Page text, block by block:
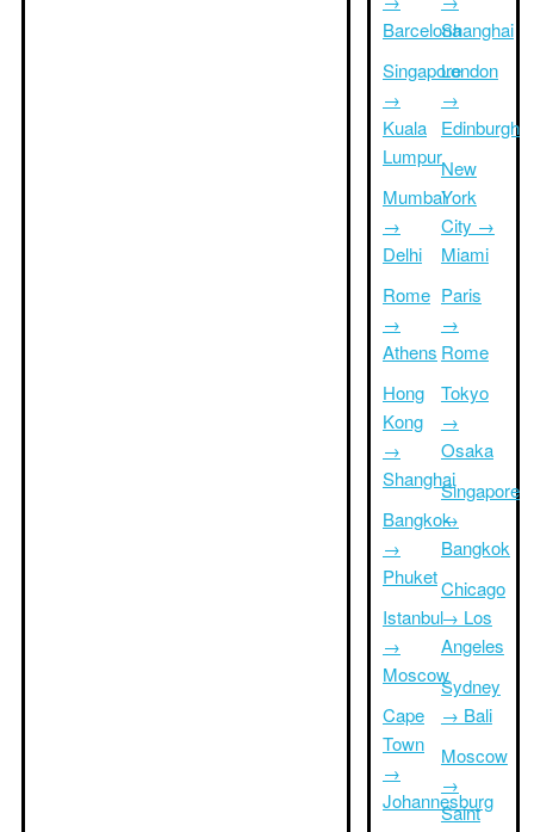
Barcelona
Singapore
→
Kuala
Lumpur
Mumbai
→
Delhi
Rome
→
Athens
Hong
Kong
→
Shanghai
Bangkok
→
Phuket
Istanbul
→
Moscow
Cape
Town
→
Johannesburg
Shanghai
London
→
Edinburgh
New
York
City →
Miami
Paris
→
Rome
Tokyo
→
Osaka
Singapore
→
Bangkok
Chicago
→ Los
Angeles
Sydney
→ Bali
Moscow
→
Saint